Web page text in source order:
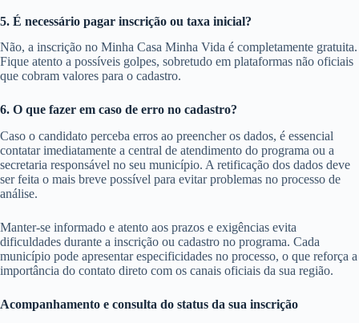
5. É necessário pagar inscrição ou taxa inicial?
Não, a inscrição no Minha Casa Minha Vida é completamente gratuita.
Fique atento a possíveis golpes, sobretudo em plataformas não oficiais
que cobram valores para o cadastro.
6. O que fazer em caso de erro no cadastro?
Caso o candidato perceba erros ao preencher os dados, é essencial
contatar imediatamente a central de atendimento do programa ou a
secretaria responsável no seu município. A retificação dos dados deve
ser feita o mais breve possível para evitar problemas no processo de
análise.
Manter-se informado e atento aos prazos e exigências evita
dificuldades durante a inscrição ou cadastro no programa. Cada
município pode apresentar especificidades no processo, o que reforça a
importância do contato direto com os canais oficiais da sua região.
Acompanhamento e consulta do status da sua inscrição